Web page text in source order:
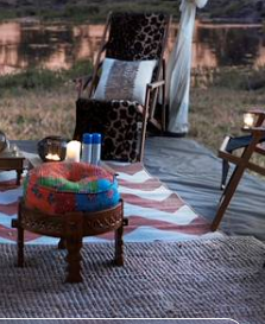
& sa région
pour bien préparer son